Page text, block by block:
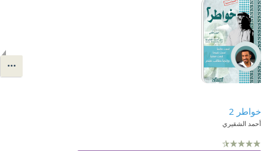
خواطر 2
أحمد الشقيري